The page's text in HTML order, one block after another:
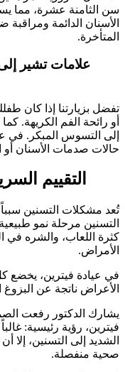
سن الثامنة عشرة، مما
الأسنان الدائمة
المتأخرة.
علامات تشير
تفضل بزيارتنا إذا كان
أو رائحة الفم الكريهة.
إلى التسوس المبكر. في
حالات صدمات الأسنان أو
التقييم
تُعد مشكلات التسنين سبباً
التسنين مرحلة نمو
كثرة اللعاب، والشره في
الأمراض.
في عيادة فيترين، يخضع
الأعراض ناتجة عن
يشارك الدكتور رفعت
فيترين، رؤية رئيسية:
الشديد إلى التسنين،
صحية منفصلة.